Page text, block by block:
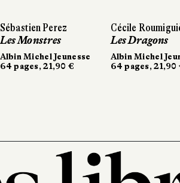
Sébastien Perez
Les Monstres
Albin Michel Jeunesse
64 pages, 21,90 €
Cécile
Les Dragons
Albin Michel
64 pages, 21,90